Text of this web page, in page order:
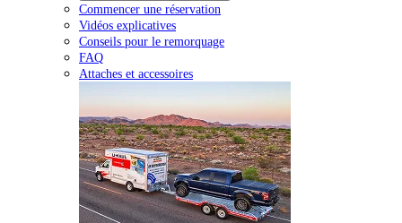
Commencer une réservation
Vidéos explicatives
Conseils pour le remorquage
FAQ
Attaches et accessoires